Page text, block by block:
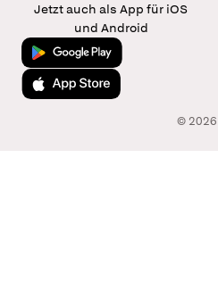
Jetzt auch als App für iOS
und Android
Jetzt bei Google Play
Laden im App Store
©